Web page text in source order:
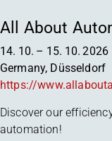
All About
14. 10. – 15. 10. 2026
Germany, Düsseldorf
Discover our
automation!